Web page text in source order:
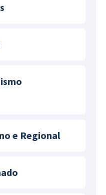
e Regional